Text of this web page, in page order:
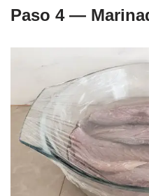
Paso 4 —